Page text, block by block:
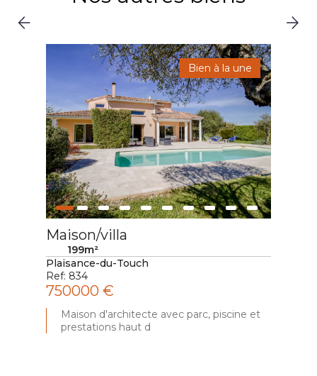
Bien à la une
Maison/villa
199m²
Plaisance-du-Touch
Ref: 834
750000 €
Maison d'architecte avec parc, piscine et
prestations haut d